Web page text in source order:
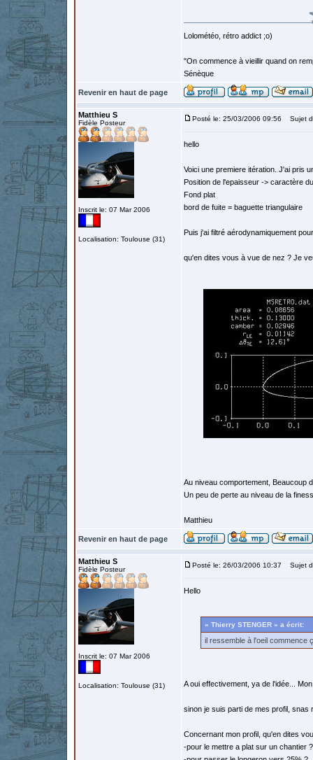
Lolométéo, rétro addict ;o)
"On commence à vieillir quand on
Sénèque
Revenir en haut de page
Matthieu S
Fidèle Posteur
Inscrit le: 07 Mar 2006
Localisation: Toulouse (31)
Posté le: 25/03/2006 09:56 Sujet
hello
Voici une premiere itération. J'ai pris
Position de l'epaisseur -> caractère
Fond plat
bord de fuite = baguette triangulaire
Puis j'ai filtré aérodynamiquement
qu'en dites vous à vue de nez ? Je
Au niveau comportement, Beaucoup
Un peu de perte au niveau de la
Matthieu
Revenir en haut de page
Matthieu S
Fidèle Posteur
Inscrit le: 07 Mar 2006
Localisation: Toulouse (31)
Posté le: 26/03/2006 10:37 Sujet
Hello
« Thierry STENGER » a écrit:
il ressemble à l'oeil commence
A oui effectivement, ya de l'idée...
sinon je suis parti de mes profil, snas
Concernant mon profil, qu'en dites
-pour le mettre a plat sur un chantier ?